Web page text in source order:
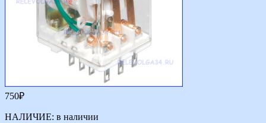
750₽
НАЛИЧИЕ: в наличии